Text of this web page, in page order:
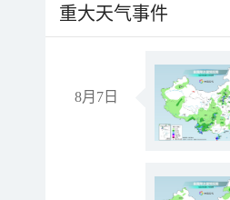
重大天气事件
8月7日